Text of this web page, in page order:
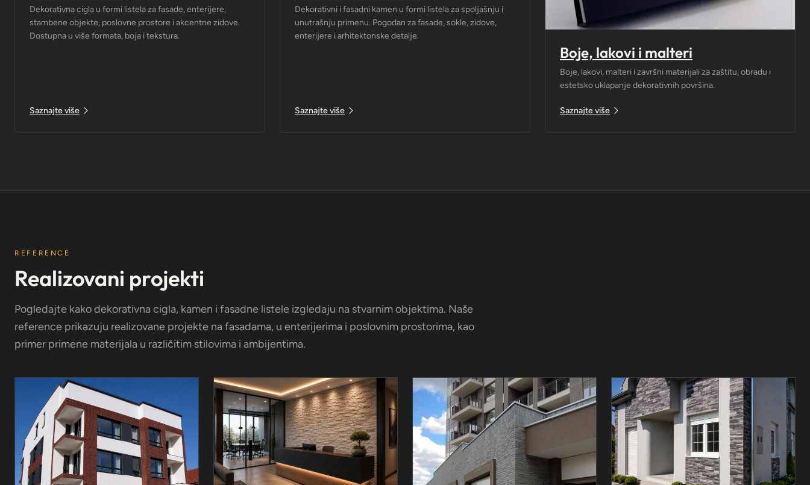
Dekorativna cigla u formi listela za fasade, enterijere,
stambene objekte, poslovne prostore i akcentne zidove.
Dostupna u više formata, boja i tekstura.
Saznajte više
Dekorativni i fasadni kamen u formi listela za spoljašnju i
unutrašnju primenu. Pogodan za fasade, sokle, zidove,
enterijere i arhitektonske detalje.
Saznajte više
Boje, lakovi i malteri
Boje, lakovi, malteri i završni materijali za zaštitu, obradu i
estetsko uklapanje dekorativnih površina.
Saznajte više
REFERENCE
Realizovani projekti
Pogledajte kako dekorativna cigla, kamen i fasadne listele izgledaju na stvarnim objektima. Naše
reference prikazuju realizovane projekte na fasadama, u enterijerima i poslovnim prostorima, kao
primer primene materijala u različitim stilovima i ambijentima.